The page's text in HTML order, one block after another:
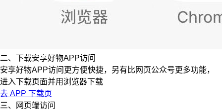
二、下载安享好物APP访问
安享好物APP访问更方便快捷，另有比网页公众号更多功能，
进入下载页面并用浏览器下载
去 APP 下载页
三、网页端访问